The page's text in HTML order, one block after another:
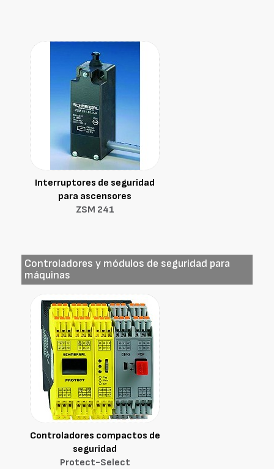
Interruptores de seguridad
para ascensores
ZSM 241
Controladores y módulos de seguridad para
máquinas
Controladores compactos de
seguridad
Protect-Select